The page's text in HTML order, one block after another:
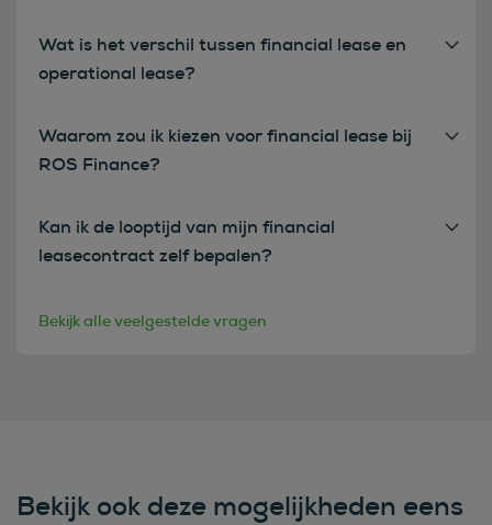
Wat is het verschil tussen financial lease en
operational lease?
Waarom zou ik kiezen voor financial lease bij
ROS Finance?
Kan ik de looptijd van mijn financial
leasecontract zelf bepalen?
Bekijk alle veelgestelde vragen
Bekijk ook deze mogelijkheden eens